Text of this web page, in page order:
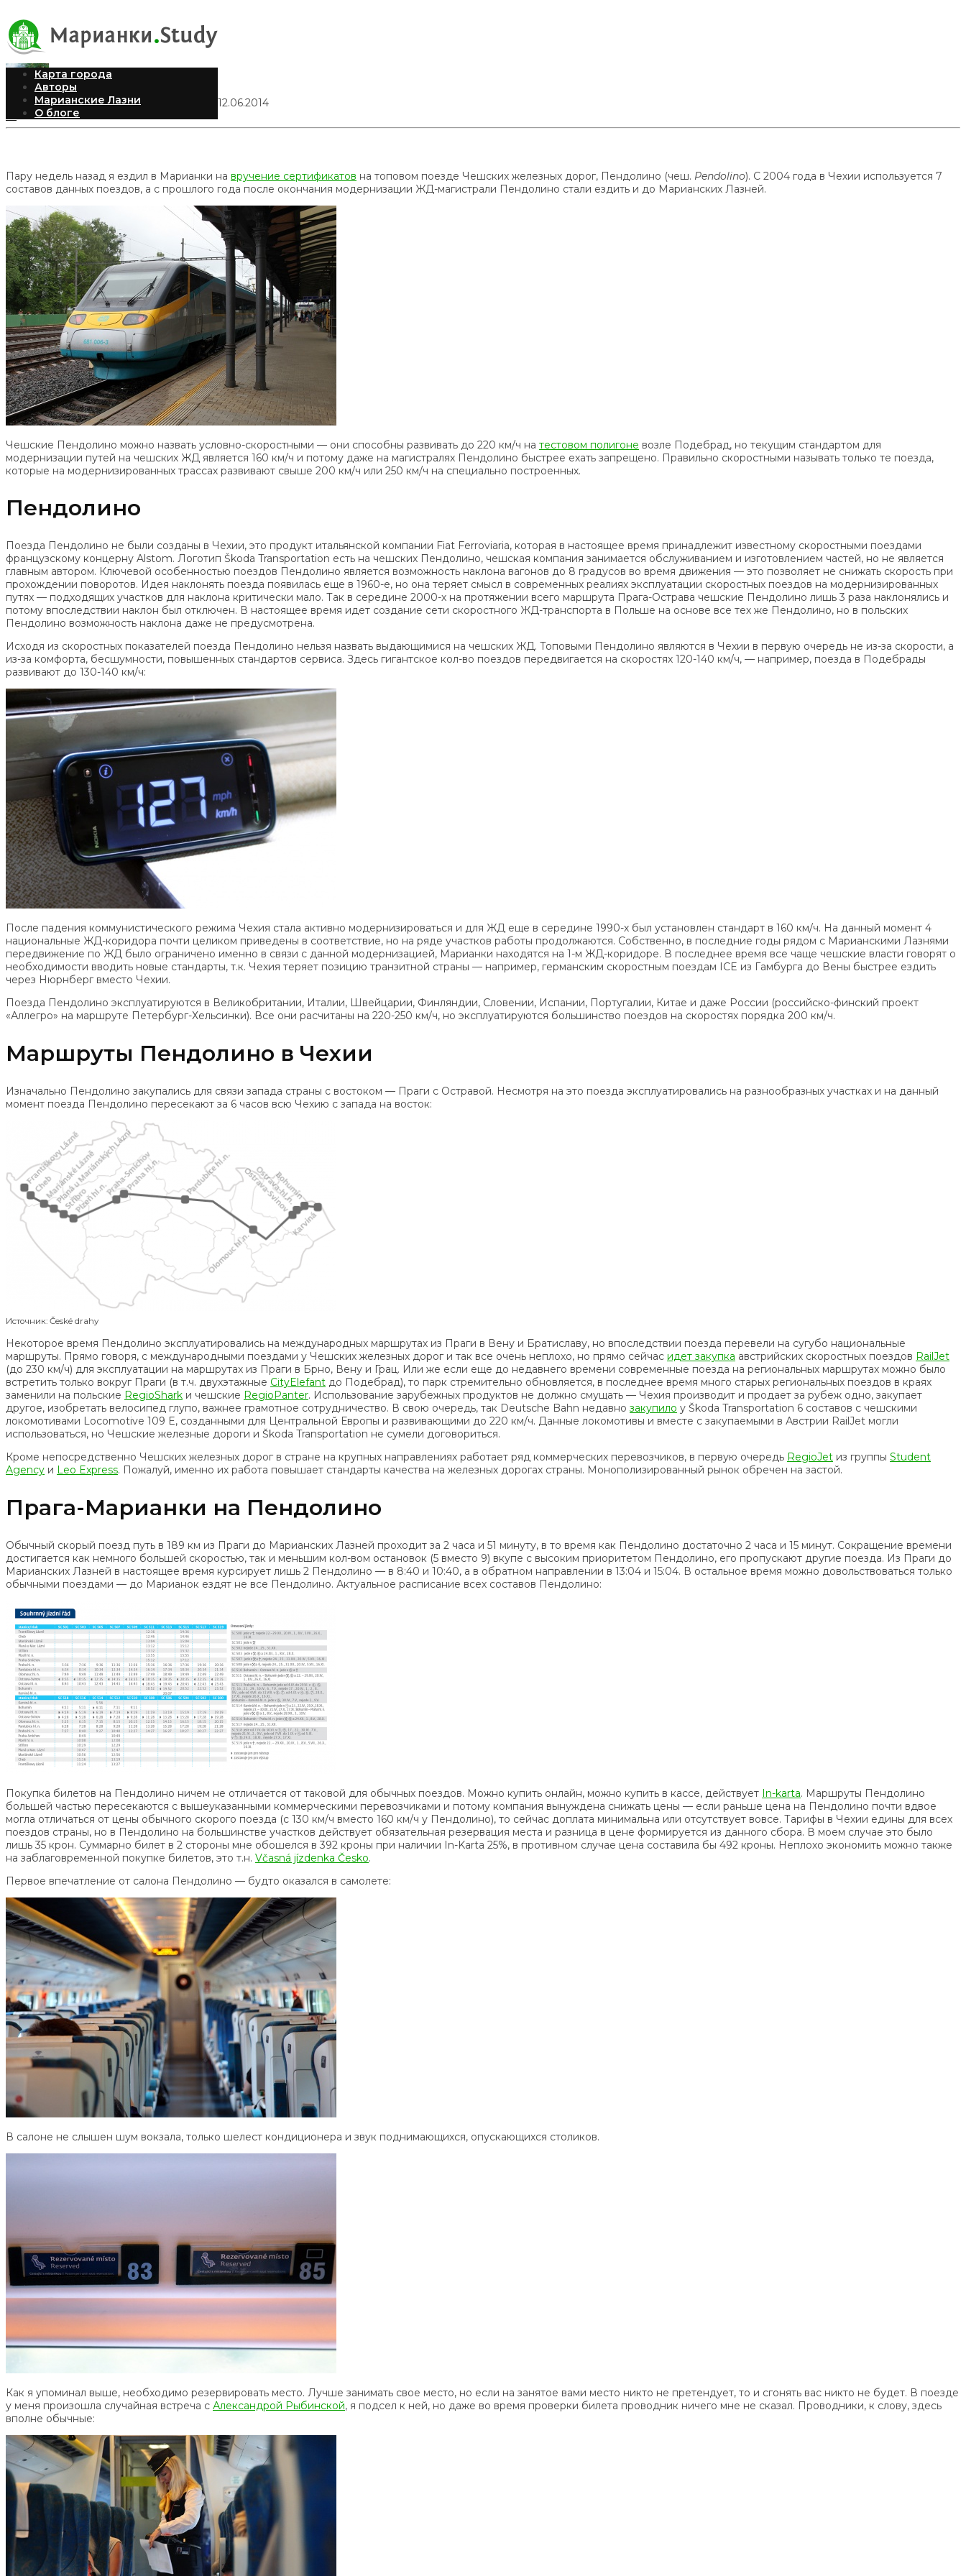
Карта города
Авторы
Марианские Лазни
О блоге
Пендолино
Илья Рудомилов Опубликовано 12.06.2014
Пару недель назад я ездил в Марианки на вручение сертификатов на топовом поезде Чешских железных дорог, Пендолино (чеш. Pendolino). С 2004 года в Чехии используется 7
составов данных поездов, а с прошлого года после окончания модернизации ЖД-магистрали Пендолино стали ездить и до Марианских Лазней.
Чешские Пендолино можно назвать условно-скоростными — они способны развивать до 220 км/ч на тестовом полигоне возле Подебрад, но текущим стандартом для
модернизации путей на чешских ЖД является 160 км/ч и потому даже на магистралях Пендолино быстрее ехать запрещено. Правильно скоростными называть только те поезда,
которые на модернизированных трассах развивают свыше 200 км/ч или 250 км/ч на специально построенных.
Пендолино
Поезда Пендолино не были созданы в Чехии, это продукт итальянской компании Fiat Ferroviaria, которая в настоящее время принадлежит известному скоростными поездами
французскому концерну Alstom. Логотип Škoda Transportation есть на чешских Пендолино, чешская компания занимается обслуживанием и изготовлением частей, но не является
главным автором. Ключевой особенностью поездов Пендолино является возможность наклона вагонов до 8 градусов во время движения — это позволяет не снижать скорость при
прохождении поворотов. Идея наклонять поезда появилась еще в 1960-е, но она теряет смысл в современных реалиях эксплуатации скоростных поездов на модернизированных
путях — подходящих участков для наклона критически мало. Так в середине 2000-х на протяжении всего маршрута Прага-Острава чешские Пендолино лишь 3 раза наклонялись и
потому впоследствии наклон был отключен. В настоящее время идет создание сети скоростного ЖД-транспорта в Польше на основе все тех же Пендолино, но в польских
Пендолино возможность наклона даже не предусмотрена.
Исходя из скоростных показателей поезда Пендолино нельзя назвать выдающимися на чешских ЖД. Топовыми Пендолино являются в Чехии в первую очередь не из-за скорости, а
из-за комфорта, бесшумности, повышенных стандартов сервиса. Здесь гигантское кол-во поездов передвигается на скоростях 120-140 км/ч, — например, поезда в Подебрады
развивают до 130-140 км/ч:
После падения коммунистического режима Чехия стала активно модернизироваться и для ЖД еще в середине 1990-х был установлен стандарт в 160 км/ч. На данный момент 4
национальные ЖД-коридора почти целиком приведены в соответствие, но на ряде участков работы продолжаются. Собственно, в последние годы рядом с Марианскими Лазнями
передвижение по ЖД было ограничено именно в связи с данной модернизацией, Марианки находятся на 1-м ЖД-коридоре. В последнее время все чаще чешские власти говорят о
необходимости вводить новые стандарты, т.к. Чехия теряет позицию транзитной страны — например, германским скоростным поездам ICE из Гамбурга до Вены быстрее ездить
через Нюрнберг вместо Чехии.
Поезда Пендолино эксплуатируются в Великобритании, Италии, Швейцарии, Финляндии, Словении, Испании, Португалии, Китае и даже России (российско-финский проект
«Аллегро» на маршруте Петербург-Хельсинки). Все они расчитаны на 220-250 км/ч, но эксплуатируются большинство поездов на скоростях порядка 200 км/ч.
Маршруты Пендолино в Чехии
Изначально Пендолино закупались для связи запада страны с востоком — Праги с Остравой. Несмотря на это поезда эксплуатировались на разнообразных участках и на данный
момент поезда Пендолино пересекают за 6 часов всю Чехию с запада на восток:
Источник: České drahy
Некоторое время Пендолино эксплуатировались на международных маршрутах из Праги в Вену и Братиславу, но впоследствии поезда перевели на сугубо национальные
маршруты. Прямо говоря, с международными поездами у Чешских железных дорог и так все очень неплохо, но прямо сейчас идет закупка австрийских скоростных поездов RailJet
(до 230 км/ч) для эксплуатации на маршрутах из Праги в Брно, Вену и Грац. Или же если еще до недавнего времени современные поезда на региональных маршрутах можно было
встретить только вокруг Праги (в т.ч. двухэтажные CityElefant до Подебрад), то парк стремительно обновляется, в последнее время много старых региональных поездов в краях
заменили на польские RegioShark и чешские RegioPanter. Использование зарубежных продуктов не должно смущать — Чехия производит и продает за рубеж одно, закупает
другое, изобретать велосипед глупо, важнее грамотное сотрудничество. В свою очередь, так Deutsche Bahn недавно закупило у Škoda Transportation 6 составов с чешскими
локомотивами Locomotive 109 E, созданными для Центральной Европы и развивающими до 220 км/ч. Данные локомотивы и вместе с закупаемыми в Австрии RailJet могли
использоваться, но Чешские железные дороги и Škoda Transportation не сумели договориться.
Кроме непосредственно Чешских железных дорог в стране на крупных направлениях работает ряд коммерческих перевозчиков, в первую очередь RegioJet из группы Student
Agency и Leo Express. Пожалуй, именно их работа повышает стандарты качества на железных дорогах страны. Монополизированный рынок обречен на застой.
Прага-Марианки на Пендолино
Обычный скорый поезд путь в 189 км из Праги до Марианских Лазней проходит за 2 часа и 51 минуту, в то время как Пендолино достаточно 2 часа и 15 минут. Сокращение времени
достигается как немного большей скоростью, так и меньшим кол-вом остановок (5 вместо 9) вкупе с высоким приоритетом Пендолино, его пропускают другие поезда. Из Праги до
Марианских Лазней в настоящее время курсирует лишь 2 Пендолино — в 8:40 и 10:40, а в обратном направлении в 13:04 и 15:04. В остальное время можно довольствоваться только
обычными поездами — до Марианок ездят не все Пендолино. Актуальное расписание всех составов Пендолино:
Покупка билетов на Пендолино ничем не отличается от таковой для обычных поездов. Можно купить онлайн, можно купить в кассе, действует In-karta. Маршруты Пендолино
большей частью пересекаются с вышеуказанными коммерческими перевозчиками и потому компания вынуждена снижать цены — если раньше цена на Пендолино почти вдвое
могла отличаться от цены обычного скорого поезда (с 130 км/ч вместо 160 км/ч у Пендолино), то сейчас доплата минимальна или отсутствует вовсе. Тарифы в Чехии едины для всех
поездов страны, но в Пендолино на большинстве участков действует обязательная резервация места и разница в цене формируется из данного сбора. В моем случае это было
лишь 35 крон. Суммарно билет в 2 стороны мне обошелся в 392 кроны при наличии In-Karta 25%, в противном случае цена составила бы 492 кроны. Неплохо экономить можно также
на заблаговременной покупке билетов, это т.н. Včasná jízdenka Česko.
Первое впечатление от салона Пендолино — будто оказался в самолете:
В салоне не слышен шум вокзала, только шелест кондиционера и звук поднимающихся, опускающихся столиков.
Как я упоминал выше, необходимо резервировать место. Лучше занимать свое место, но если на занятое вами место никто не претендует, то и сгонять вас никто не будет. В поезде
у меня произошла случайная встреча с Александрой Рыбинской, я подсел к ней, но даже во время проверки билета проводник ничего мне не сказал. Проводники, к слову, здесь
вполне обычные: